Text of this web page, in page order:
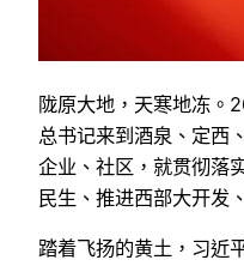
陇原大地，天寒地冻。
总书记来到酒泉、定西
企业、社区，就贯彻落
民生、推进西部大开发
踏着飞扬的黄土，习近